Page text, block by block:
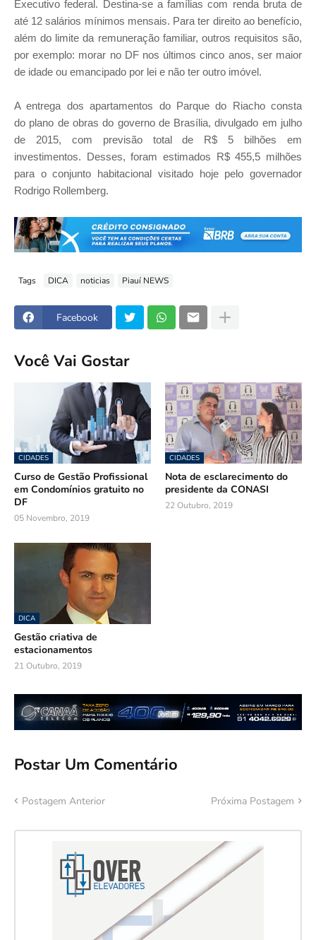
Executivo federal. Destina-se a famílias com renda bruta de
até 12 salários mínimos mensais. Para ter direito ao benefício,
além do limite da remuneração familiar, outros requisitos são,
por exemplo: morar no DF nos últimos cinco anos, ser maior
de idade ou emancipado por lei e não ter outro imóvel.
A entrega dos apartamentos do Parque do Riacho consta
do plano de obras do governo de Brasília, divulgado em julho
de 2015, com previsão total de R$ 5 bilhões em
investimentos. Desses, foram estimados R$ 455,5 milhões
para o conjunto habitacional visitado hoje pelo governador
Rodrigo Rollemberg.
Tags DICA noticias Piauí NEWS
Facebook
Você Vai Gostar
CIDADES
Curso de Gestão Profissional
em Condomínios gratuito no
DF
05 Novembro, 2019
CIDADES
Nota de esclarecimento do
presidente da CONASI
22 Outubro, 2019
DICA
Gestão criativa de
estacionamentos
21 Outubro, 2019
Postar Um Comentário
Postagem Anterior Próxima Postagem